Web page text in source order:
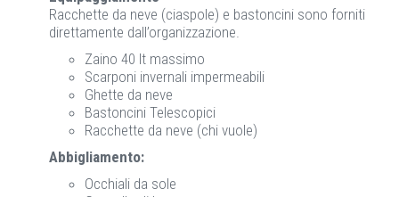
Racchette da neve (ciaspole) e bastoncini sono forniti
direttamente dall’organizzazione.
Zaino 40 lt massimo
Scarponi invernali impermeabili
Ghette da neve
Bastoncini Telescopici
Racchette da neve (chi vuole)
Abbigliamento:
Occhiali da sole